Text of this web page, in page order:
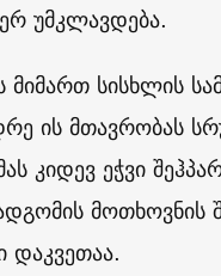
უმკლავდება.
მიმართ სისხლის
ის მთავრობას
კიდევ ეჭვი
მოთხოვნის
დაკვეთაა.